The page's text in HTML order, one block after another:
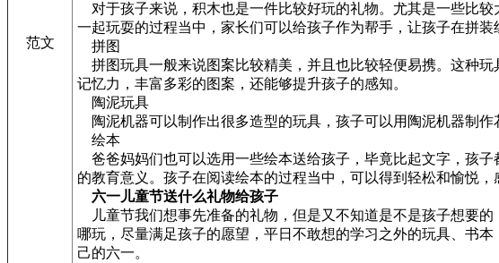
范文
对于孩子来说，积木也是一件比较好玩的礼物。尤其是一些比
一起玩耍的过程当中，家长们可以给孩子作为帮手，让孩子在拼
拼图
拼图玩具一般来说图案比较精美，并且也比较轻便易携。这种
记忆力，丰富多彩的图案，还能够提升孩子的感知。
陶泥玩具
陶泥机器可以制作出很多造型的玩具，孩子可以用陶泥机器制作
绘本
爸爸妈妈们也可以选用一些绘本送给孩子，毕竟比起文字，孩
的教育意义。孩子在阅读绘本的过程当中，可以得到轻松和愉悦
六一儿童节送什么礼物给孩子
儿童节我们想事先准备的礼物，但是又不知道是不是孩子想要
哪玩，尽量满足孩子的愿望，平日不敢想的学习之外的玩具、书
己的六一。